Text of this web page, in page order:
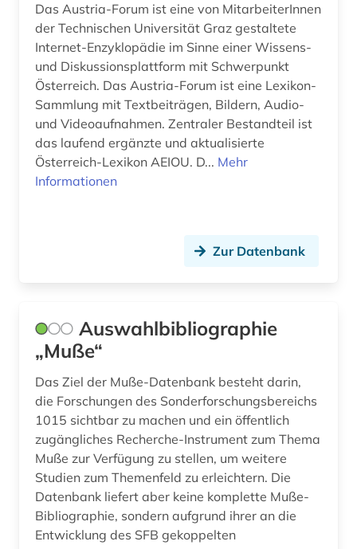
inuitforschung (1)
inventar (1)
iran (1)
iranistik (1)
islam (4)
israel (3)
japan (4)
japanologie (3)
jiddisch (1)
jojk (1)
judaistik (2)
Das Austria-Forum ist eine von MitarbeiterInnen
der Technischen Universität Graz gestaltete
Internet-Enzyklopädie im Sinne einer Wissens-
und Diskussionsplattform mit Schwerpunkt
Österreich. Das Austria-Forum ist eine Lexikon-
Sammlung mit Textbeiträgen, Bildern, Audio-
und Videoaufnahmen. Zentraler Bestandteil ist
das laufend ergänzte und aktualisierte
Österreich-Lexikon AEIOU. D... Mehr
Informationen
Zur Datenbank
Auswahlbibliographie
„Muße“
Das Ziel der Muße-Datenbank besteht darin,
die Forschungen des Sonderforschungsbereichs
1015 sichtbar zu machen und ein öffentlich
zugängliches Recherche-Instrument zum Thema
Muße zur Verfügung zu stellen, um weitere
Studien zum Themenfeld zu erleichtern. Die
Datenbank liefert aber keine komplette Muße-
Bibliographie, sondern aufgrund ihrer an die
Entwicklung des SFB gekoppelten